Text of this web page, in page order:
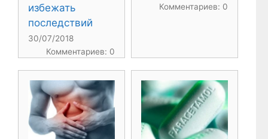
избежать
последствий
30/07/2018
Комментариев: 0
Комментариев: 0